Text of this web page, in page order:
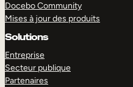
Docebo Community
Mises à jour des produits
Solutions
Entreprise
Secteur publique
Partenaires